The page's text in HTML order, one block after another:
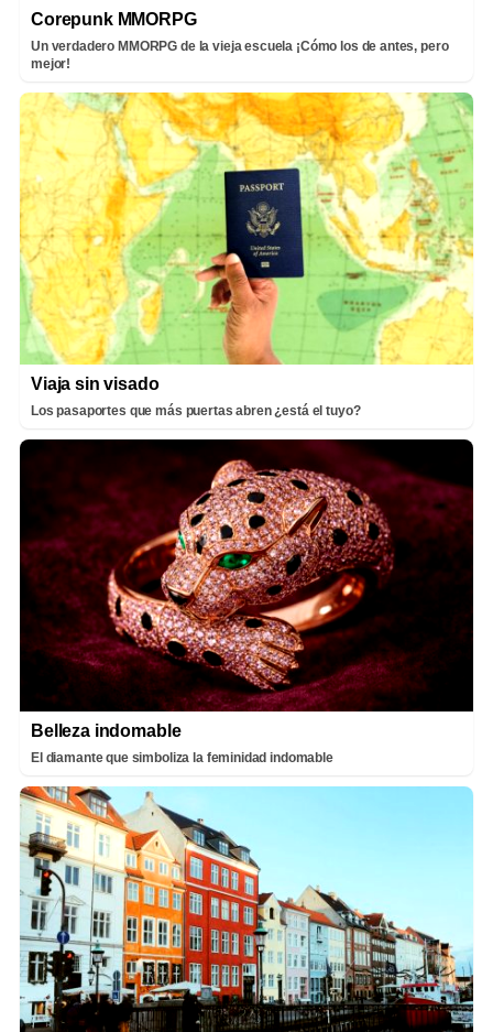
Corepunk MMORPG
Un verdadero MMORPG de la vieja escuela ¡Cómo los de antes, pero
mejor!
Viaja sin visado
Los pasaportes que más puertas abren ¿está el tuyo?
Belleza indomable
El diamante que simboliza la feminidad indomable